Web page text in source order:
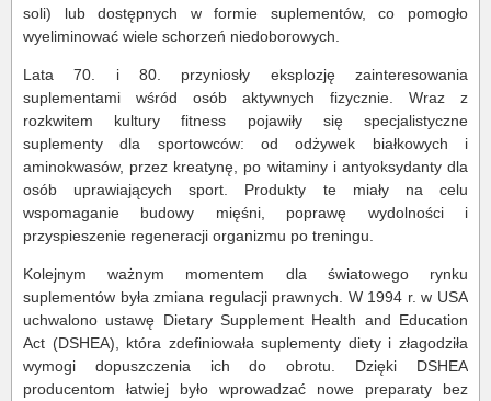
soli) lub dostępnych w formie suplementów, co pomogło
wyeliminować wiele schorzeń niedoborowych.
Lata 70. i 80. przyniosły eksplozję zainteresowania
suplementami wśród osób aktywnych fizycznie. Wraz z
rozkwitem kultury fitness pojawiły się specjalistyczne
suplementy dla sportowców: od odżywek białkowych i
aminokwasów, przez kreatynę, po witaminy i antyoksydanty dla
osób uprawiających sport. Produkty te miały na celu
wspomaganie budowy mięśni, poprawę wydolności i
przyspieszenie regeneracji organizmu po treningu.
Kolejnym ważnym momentem dla światowego rynku
suplementów była zmiana regulacji prawnych. W 1994 r. w USA
uchwalono ustawę Dietary Supplement Health and Education
Act (DSHEA), która zdefiniowała suplementy diety i złagodziła
wymogi dopuszczenia ich do obrotu. Dzięki DSHEA
producentom łatwiej było wprowadzać nowe preparaty bez